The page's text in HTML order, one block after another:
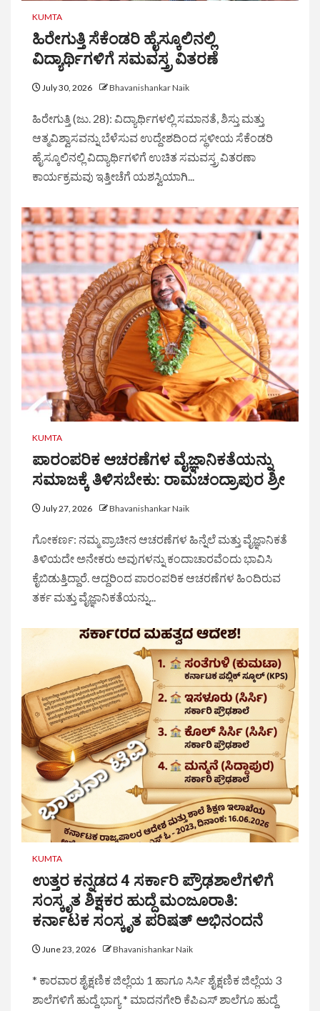
KUMTA
ಹಿರೇಗುತ್ತಿ ಸೆಕೆಂಡರಿ ಹೈಸ್ಕೂಲಿನಲ್ಲಿ
ವಿದ್ಯಾರ್ಥಿಗಳಿಗೆ ಸಮವಸ್ತ್ರ ವಿತರಣೆ
July 30, 2026 Bhavanishankar Naik
ಹಿರೇಗುತ್ತಿ (ಜು. 28): ವಿದ್ಯಾರ್ಥಿಗಳಲ್ಲಿ ಸಮಾನತೆ, ಶಿಸ್ತು ಮತ್ತು
ಆತ್ಮವಿಶ್ವಾಸವನ್ನು ಬೆಳೆಸುವ ಉದ್ದೇಶದಿಂದ ಸ್ಥಳೀಯ ಸೆಕೆಂಡರಿ
ಹೈಸ್ಕೂಲಿನಲ್ಲಿ ವಿದ್ಯಾರ್ಥಿಗಳಿಗೆ ಉಚಿತ ಸಮವಸ್ತ್ರ ವಿತರಣಾ
ಕಾರ್ಯಕ್ರಮವು ಇತ್ತೀಚೆಗೆ ಯಶಸ್ವಿಯಾಗಿ...
KUMTA
ಪಾರಂಪರಿಕ ಆಚರಣೆಗಳ ವೈಜ್ಞಾನಿಕತೆಯನ್ನು
ಸಮಾಜಕ್ಕೆ ತಿಳಿಸಬೇಕು: ರಾಮಚಂದ್ರಾಪುರ ಶ್ರೀ
July 27, 2026 Bhavanishankar Naik
ಗೋಕರ್ಣ: ನಮ್ಮ ಪ್ರಾಚೀನ ಆಚರಣೆಗಳ ಹಿನ್ನೆಲೆ ಮತ್ತು ವೈಜ್ಞಾನಿಕತೆ
ತಿಳಿಯದೇ ಅನೇಕರು ಅವುಗಳನ್ನು ಕಂದಾಚಾರವೆಂದು ಭಾವಿಸಿ
ಕೈಬಿಡುತ್ತಿದ್ದಾರೆ. ಆದ್ದರಿಂದ ಪಾರಂಪರಿಕ ಆಚರಣೆಗಳ ಹಿಂದಿರುವ
ತರ್ಕ ಮತ್ತು ವೈಜ್ಞಾನಿಕತೆಯನ್ನು...
KUMTA
ಉತ್ತರ ಕನ್ನಡದ 4 ಸರ್ಕಾರಿ ಪ್ರೌಢಶಾಲೆಗಳಿಗೆ
ಸಂಸ್ಕೃತ ಶಿಕ್ಷಕರ ಹುದ್ದೆ ಮಂಜೂರಾತಿ:
ಕರ್ನಾಟಕ ಸಂಸ್ಕೃತ ಪರಿಷತ್ ಅಭಿನಂದನೆ
June 23, 2026 Bhavanishankar Naik
* ಕಾರವಾರ ಶೈಕ್ಷಣಿಕ ಜಿಲ್ಲೆಯ 1 ಹಾಗೂ ಸಿರ್ಸಿ ಶೈಕ್ಷಣಿಕ ಜಿಲ್ಲೆಯ 3
ಶಾಲೆಗಳಿಗೆ ಹುದ್ದೆ ಭಾಗ್ಯ * ಮಾದನಗೇರಿ ಕೆಪಿಎಸ್ ಶಾಲೆಗೂ ಹುದ್ದೆ